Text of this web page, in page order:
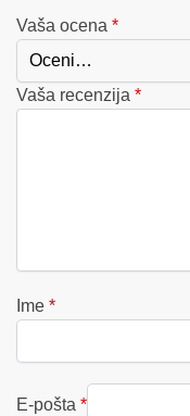
Vaša ocena *
Vaša recenzija *
Ime *
E-pošta *